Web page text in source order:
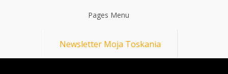
Pages Menu
Newsletter Moja Toskania